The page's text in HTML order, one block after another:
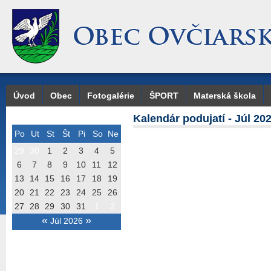
Úvod Obec Fotogalérie ŠPORT Materská škola
Po Ut St Št Pi So Ne
« Júl 2026 »
1 2 3 4
5
6
7 8 9 10 11
12
13
14 15 16 17 18
19
20
21 22 23 24 25
26
27
28 29 30 31
Kalendár podujatí - Júl